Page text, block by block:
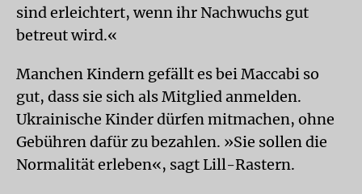
sind erleichtert, wenn ihr Nachwuchs gut
betreut wird.«
Manchen Kindern gefällt es bei Maccabi so
gut, dass sie sich als Mitglied anmelden.
Ukrainische Kinder dürfen mitmachen, ohne
Gebühren dafür zu bezahlen. »Sie sollen die
Normalität erleben«, sagt Lill-Rastern.